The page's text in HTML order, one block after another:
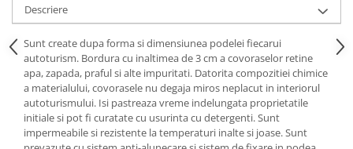
Lichid de frana
Vaselina si spray-uri tehnice moto
Filtre moto
Filtru combustibil
Buson golire ulei
Filtru ulei moto
Filtru aer moto
Descriere
Sunt create dupa forma si dimensiunea podelei fiecarui
autoturism. Bordura cu inaltimea de 3 cm a covoraselor retine
apa, zapada, praful si alte impuritati. Datorita compozitiei chimice
a materialului, covorasele nu degaja miros neplacut in interiorul
autoturismului. Isi pastreaza vreme indelungata proprietatile
initiale si pot fi curatate cu usurinta cu detergenti. Sunt
impermeabile si rezistente la temperaturi inalte si joase. Sunt